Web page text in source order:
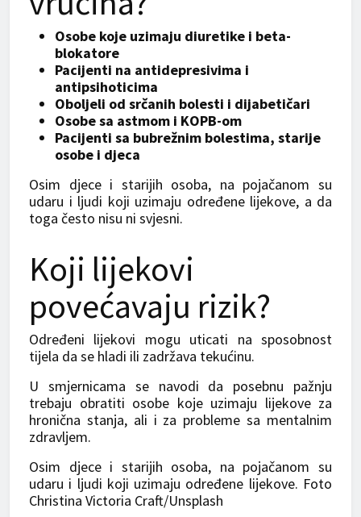
Osobe koje uzimaju diuretike i beta-
blokatore
Pacijenti na antidepresivima i
antipsihoticima
Oboljeli od srčanih bolesti i dijabetičari
Osobe sa astmom i KOPB-om
Pacijenti sa bubrežnim bolestima, starije
osobe i djeca
Osim djece i starijih osoba, na pojačanom su
udaru i ljudi koji uzimaju određene lijekove, a da
toga često nisu ni svjesni.
Koji lijekovi
povećavaju rizik?
Određeni lijekovi mogu uticati na sposobnost
tijela da se hladi ili zadržava tekućinu.
U smjernicama se navodi da posebnu pažnju
trebaju obratiti osobe koje uzimaju lijekove za
hronična stanja, ali i za probleme sa mentalnim
zdravljem.
Osim djece i starijih osoba, na pojačanom su
udaru i ljudi koji uzimaju određene lijekove. Foto
Christina Victoria Craft/Unsplash